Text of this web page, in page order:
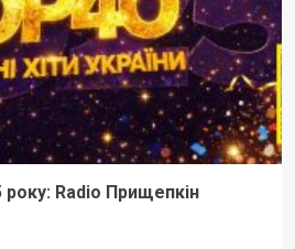
року: Radio Прищепкін